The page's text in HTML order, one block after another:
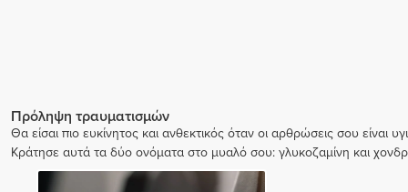
Πρόληψη τραυματισμών
Θα είσαι πιο ευκίνητος και ανθεκτικός όταν οι αρθρώσεις σου είναι
Κράτησε αυτά τα δύο ονόματα στο μυαλό σου: γλυκοζαμίνη και